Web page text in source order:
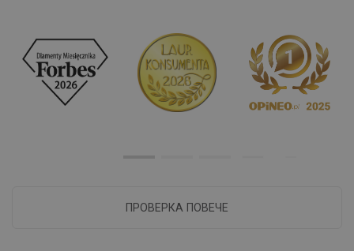
ПРОВЕРКА ПОВЕЧЕ